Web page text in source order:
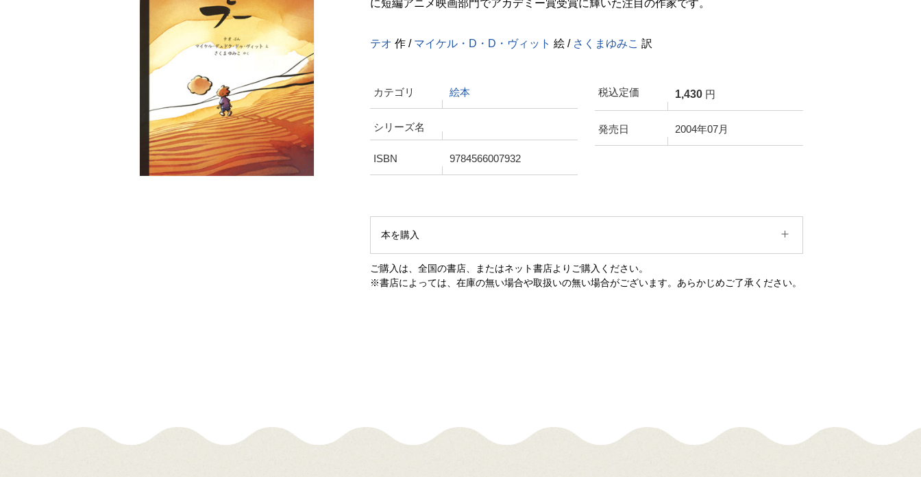
に短編アニメ映画部門でアカデミー賞受賞に輝いた注目の作家です。
テオ 作 / マイケル・D・D・ヴィット 絵 / さくまゆみこ 訳
カテゴリ 絵本
シリーズ名
ISBN 9784566007932
税込定価 1,430円
発売日 2004年07月
本を購入
ご購入は、全国の書店、またはネット書店よりご購入ください。
※書店によっては、在庫の無い場合や取扱いの無い場合がございます。あらかじめご了承ください。